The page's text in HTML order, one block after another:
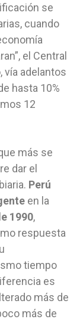
se
cuando
el Central
vía adelantos
hasta 10%
12
más se
dar el
Perú
en la
1990,
respuesta
tiempo
es
más de
más de